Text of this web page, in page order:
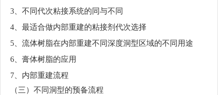
3、不同代次粘接系统的同与不同
4、最适合做内部重建的粘接剂代次选择
5、流体树脂在内部重建不同深度洞型区域的不同用途
6、膏体树脂的应用
7、内部重建流程
（三）不同洞型的预备流程